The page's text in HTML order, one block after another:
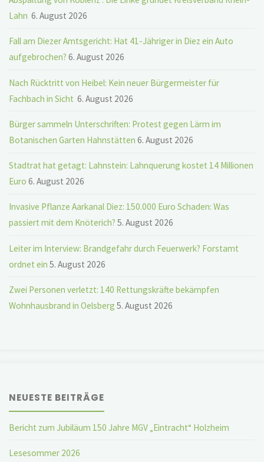
Lahn 6. August 2026
Fall am Diezer Amtsgericht: Hat 41-Jähriger in Diez ein Auto
aufgebrochen? 6. August 2026
Nach Rücktritt von Heibel: Kein neuer Bürgermeister für
Fachbach in Sicht 6. August 2026
Bürger sammeln Unterschriften: Protest gegen Lärm im
Botanischen Garten Hahnstätten 6. August 2026
Stadtrat hat getagt: Lahnstein: Lahnquerung kostet 14 Millionen
Euro 6. August 2026
Invasive Pflanze Aarkanal Diez: 150.000 Euro Schaden: Was
passiert mit dem Knöterich? 5. August 2026
Leiter im Interview: Brandgefahr durch Feuerwerk? Forstamt
ordnet ein 5. August 2026
Zwei Personen verletzt: 140 Rettungskräfte bekämpfen
Wohnhausbrand in Oelsberg 5. August 2026
NEUESTE BEITRÄGE
Bericht zum Jubiläum 150 Jahre MGV „Eintracht“ Holzheim
Lesesommer 2026